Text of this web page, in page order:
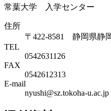
常葉大学 入学センター
住所
〒422-8581 静岡県静
TEL
0542631126
FAX
0542612313
E-mail
nyushi@sz.tokoha-u.ac.jp